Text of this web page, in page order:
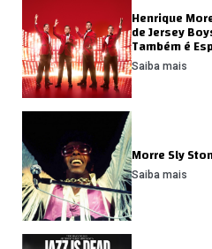
Henrique
de Jersey
Também é
Saiba mais
Morre Sly
Saiba mais